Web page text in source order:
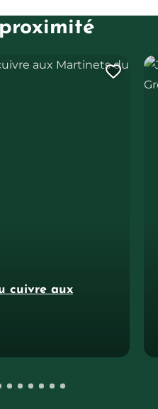
cuivre aux
Martinets du Lézert